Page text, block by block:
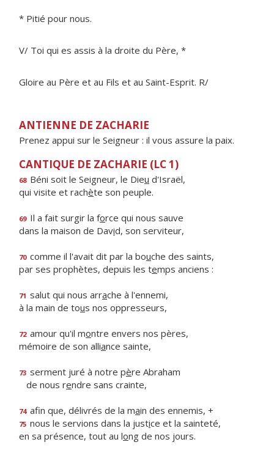
* Pitié pour nous.
V/ Toi qui es assis à la droite du Père, *
Gloire au Père et au Fils et au Saint-Esprit. R/
ANTIENNE DE ZACHARIE
Prenez appui sur le Seigneur : il vous assure la paix.
CANTIQUE DE ZACHARIE (LC 1)
68 Béni soit le Seigneur, le Dieu d'Israël,
qui visite et rachète son peuple.
69 Il a fait surgir la force qui nous sauve
dans la maison de David, son serviteur,
70 comme il l'avait dit par la bouche des saints,
par ses prophètes, depuis les temps anciens :
71 salut qui nous arrache à l'ennemi,
à la main de tous nos oppresseurs,
72 amour qu'il montre envers nos pères,
mémoire de son alliance sainte,
73 serment juré à notre père Abraham
de nous rendre sans crainte,
74 afin que, délivrés de la main des ennemis, +
75 nous le servions dans la justice et la sainteté,
en sa présence, tout au long de nos jours.